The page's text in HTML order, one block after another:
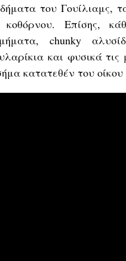
του Γουίλιαμς,
κοθόρνου. Επίσης,
chunky
και φυσικά
κατατεθέν του